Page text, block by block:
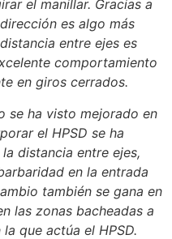
el manillar. Gracias a
es algo más
entre ejes es
comportamiento
en giros cerrados.
se ha visto mejorado en
el HPSD se ha
distancia entre ejes,
en la entrada
también se gana en
las zonas bacheadas a
que actúa el HPSD.